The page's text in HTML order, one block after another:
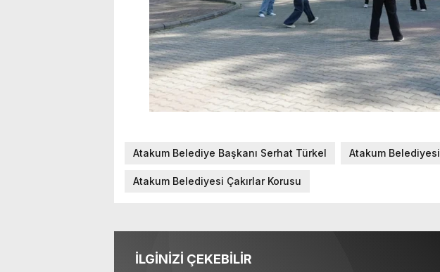
Atakum Belediye Başkanı Serhat Türkel Atakum Belediyesi
Atakum Belediyesi Çakırlar Korusu
İLGİNİZİ ÇEKEBİLİR